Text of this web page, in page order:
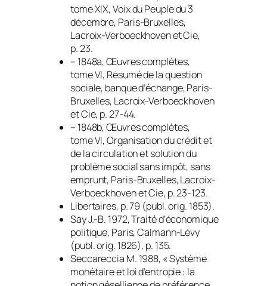
tome XIX,Voix du Peuple du 3
décembre, Paris-Bruxelles,
Lacroix-Verboeckhoven et Cie,
p. 23.
– 1848a,Œuvres complètes,
tome VI, Résumé de la question
sociale, banque d’échange, Paris-
Bruxelles, Lacroix-Verboeckhoven
et Cie, p. 27-44.
– 1848b,Œuvres complètes,
tome VI,Organisation du crédit et
de la circulation et solution du
problème social sans impôt, sans
emprunt, Paris-Bruxelles, Lacroix-
Verboeckhoven et Cie, p. 23-123.
Libertaires, p. 79 (publ. orig. 1853).
Say J.-B. 1972,Traité d’économique
politique, Paris, Calmann-Lévy
(publ. orig. 1826), p. 135.
Seccareccia M. 1988, « Système
monétaire et loi d’entropie : la